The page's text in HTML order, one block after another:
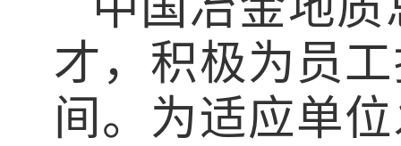
才，积极为员
间。为适应单